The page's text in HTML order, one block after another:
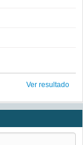
Ver resultado